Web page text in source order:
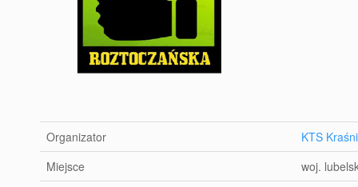
Organizator
KTS
Miejsce
woj.